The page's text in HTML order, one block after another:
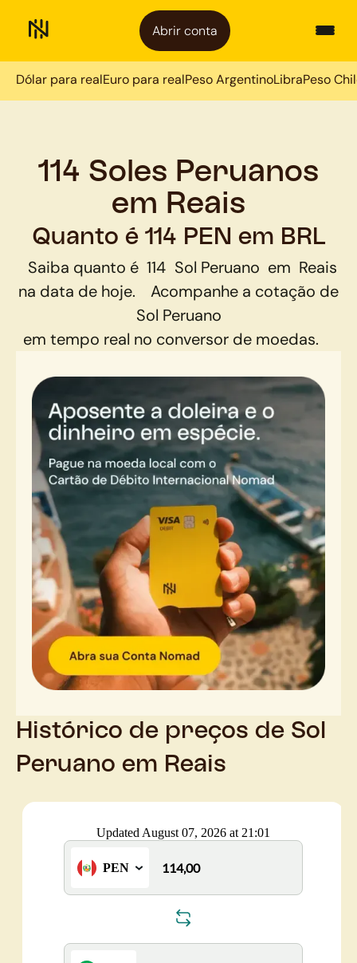
Abrir conta
Dólar para realEuro para realPeso ArgentinoLibraPeso
114 Soles Peruanos
em Reais
Quanto é 114 PEN em BRL
Saiba quanto é 114 Sol Peruano em Reais
na data de hoje.
Acompanhe a cotação de
Sol Peruano
em tempo real no conversor de moedas.
Histórico de preços de Sol
Peruano em Reais